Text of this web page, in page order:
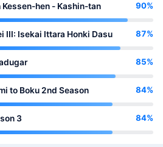
Kessen-hen - Kashin-tan 90%
III: Isekai Ittara Honki Dasu 87%
85%
to Boku 2nd Season 84%
3 84%